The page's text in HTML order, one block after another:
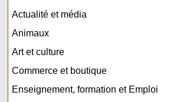
Actualité et média
Animaux
Art et culture
Commerce et boutique
Enseignement, formation et Emploi